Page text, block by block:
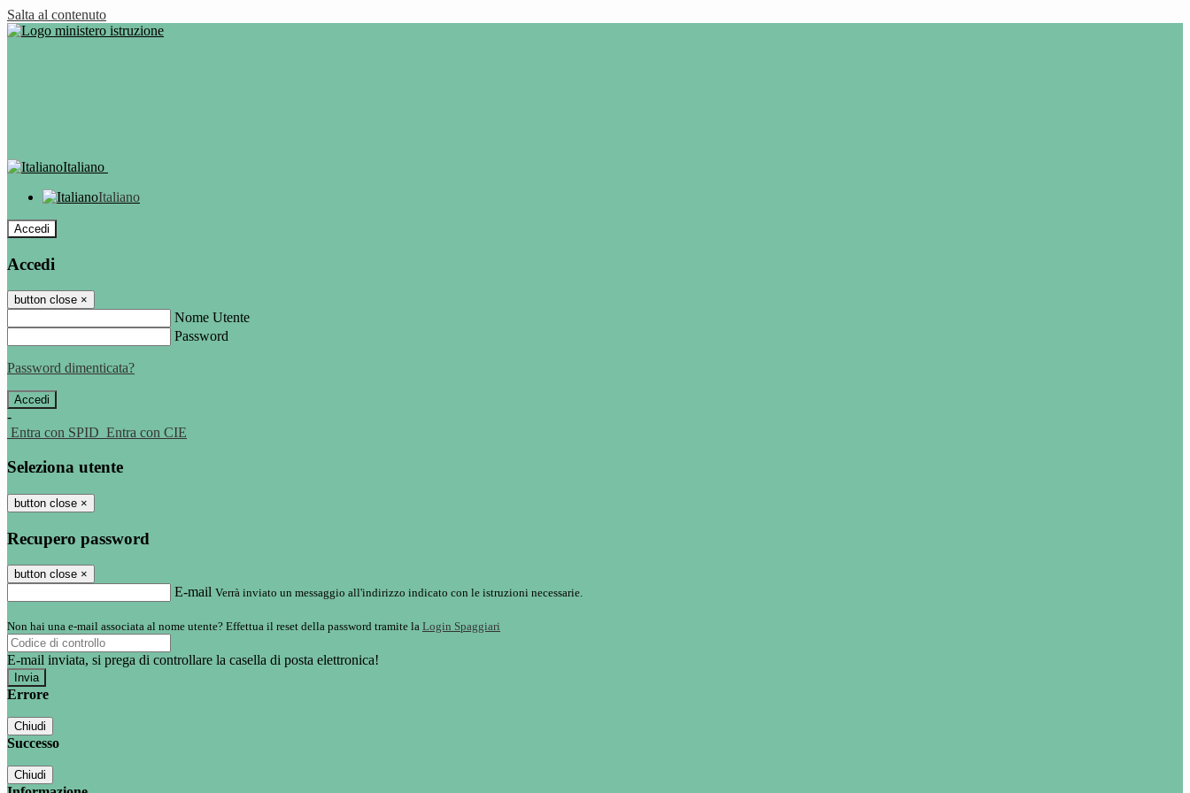
Salta al contenuto
Italiano
Italiano
Accedi
Accedi
button close ×
Nome Utente
Password
Password dimenticata?
-
Entra con SPID Entra con CIE
Seleziona utente
button close ×
Recupero password
button close ×
E-mail Verrà inviato un messaggio all'indirizzo indicato con le istruzioni necessarie.
Non hai una e-mail associata al nome utente? Effettua il reset della password tramite la Login Spaggiari
E-mail inviata, si prega di controllare la casella di posta elettronica!
Errore
Chiudi
Successo
Chiudi